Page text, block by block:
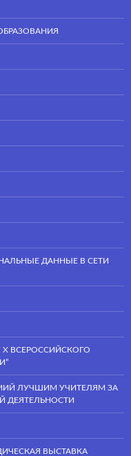
ДАННЫЕ В СЕТИ
Х ВСЕРОССИЙСКОГО
ЛУЧШИМ УЧИТЕЛЯМ ЗА
ДЕЯТЕЛЬНОСТИ
ВЫСТАВКА